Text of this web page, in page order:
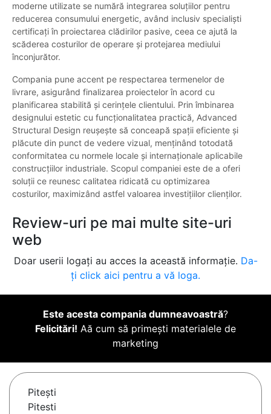
moderne utilizate se numără integrarea soluțiilor pentru
reducerea consumului energetic, având inclusiv specialiști
certificați în proiectarea clădirilor pasive, ceea ce ajută la
scăderea costurilor de operare și protejarea mediului
înconjurător.
Compania pune accent pe respectarea termenelor de
livrare, asigurând finalizarea proiectelor în acord cu
planificarea stabilită și cerințele clientului. Prin îmbinarea
designului estetic cu funcționalitatea practică, Advanced
Structural Design reușește să conceapă spații eficiente și
plăcute din punct de vedere vizual, menținând totodată
conformitatea cu normele locale și internaționale aplicabile
construcțiilor industriale. Scopul companiei este de a oferi
soluții ce reunesc calitatea ridicată cu optimizarea
costurilor, maximizând astfel valoarea investițiilor clienților.
Review-uri pe mai multe site-uri
web
Doar userii logați au acces la această informație. Da-
ți click aici pentru a vă loga.
Este acesta compania dumneavoastră?
Felicitări! Aă cum să primești materialele de
marketing
Piteşti
Pitesti